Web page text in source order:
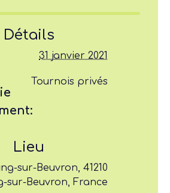
Détails
31 janvier 2021
Tournois privés
Lieu
sur-Beuvron, 41210
sur-Beuvron, France